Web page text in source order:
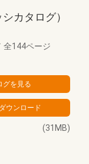
カタログ）
全144ページ
(31MB)